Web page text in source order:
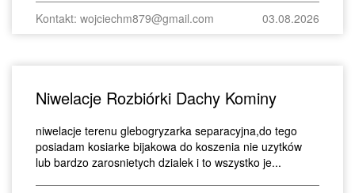
Kontakt: wojciechm879@gmail.com 03.08.2026
Niwelacje Rozbiórki Dachy Kominy
niwelacje terenu glebogryzarka separacyjna,do tego
posiadam kosiarke bijakowa do koszenia nie uzytków
lub bardzo zarosnietych dzialek i to wszystko je...